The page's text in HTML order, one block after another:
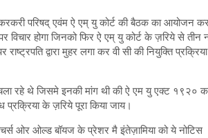
परिषद् एवंम ऐ एम् यु कोर्ट की बैठक का आयोजन
विचार होगा जिनको फिर ऐ एम् यु कोर्ट के ज़रिये से तीन
द्वारा मुहर लगा कर वी सी की नियुक्ति
रहे थे जिसमे इनकी मांग थी की ऐ एम यु एक्ट १९२०
के ज़रिये पूरा किया जाय।
ओर ओल्ड बॉयज के प्रेशर मै इंतेज़ामिया को ये नोटिस